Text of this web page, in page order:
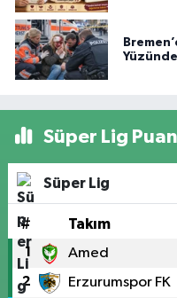
Süper Lig
Süper Lig
# Takım
1 Amed
2 Erzurumspor FK